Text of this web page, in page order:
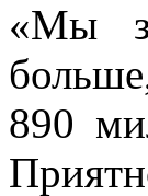
«Мы
890